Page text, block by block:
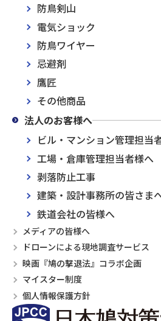
防鳥剣山
電気ショック
防鳥ワイヤー
忌避剤
鷹匠
その他商品
法人のお客様へ
ビル・マンション管理担当
工場・倉庫管理担当者様へ
剥落防止工事
建築・設計事務所の皆さま
鉄道会社の皆様へ
メディアの皆様へ
ドローンによる現地調査サービス
映画『鳩の撃退法』コラボ企画
マイスター制度
個人情報保護方針